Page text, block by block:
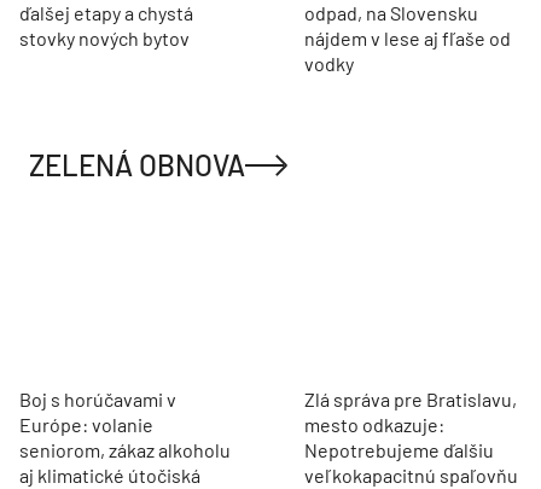
ďalšej etapy a chystá
stovky nových bytov
odpad, na Slovensku
nájdem v lese aj fľaše od
vodky
ZELENÁ OBNOVA
Boj s horúčavami v
Európe: volanie
seniorom, zákaz alkoholu
aj klimatické útočiská
Zlá správa pre Bratislavu,
mesto odkazuje:
Nepotrebujeme ďalšiu
veľkokapacitnú spaľovňu